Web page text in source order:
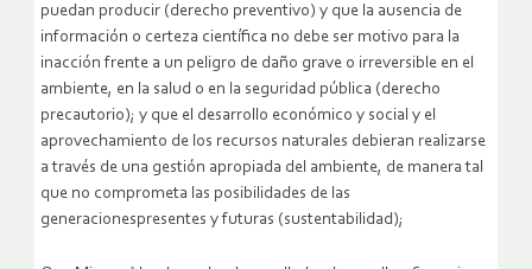
puedan producir (derecho preventivo) y que la ausencia de
información o certeza científica no debe ser motivo para la
inacción frente a un peligro de daño grave o irreversible en el
ambiente, en la salud o en la seguridad pública (derecho
precautorio); y que el desarrollo económico y social y el
aprovechamiento de los recursos naturales debieran realizarse
a través de una gestión apropiada del ambiente, de manera tal
que no comprometa las posibilidades de las
generacionespresentes y futuras (sustentabilidad);